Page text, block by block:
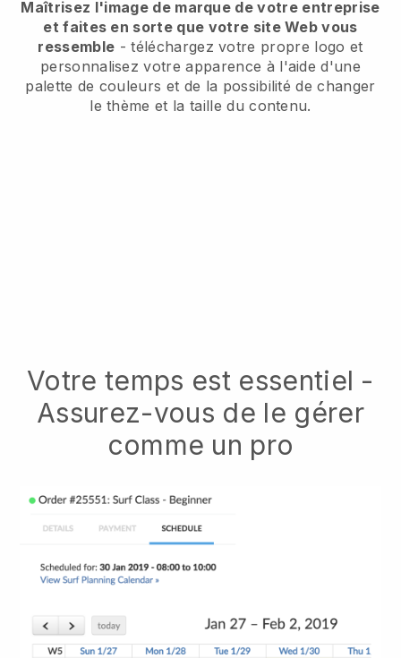
Maîtrisez l'image de marque de votre entreprise
et faites en sorte que votre site Web vous
ressemble - téléchargez votre propre logo et
personnalisez votre apparence à l'aide d'une
palette de couleurs et de la possibilité de changer
le thème et la taille du contenu.
Votre temps est essentiel -
Assurez-vous de le gérer
comme un pro